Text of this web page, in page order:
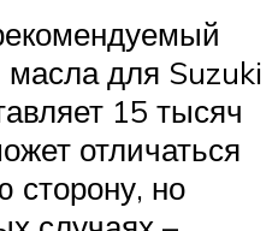
для Suzuki
15 тысяч
отличаться
сторону, но